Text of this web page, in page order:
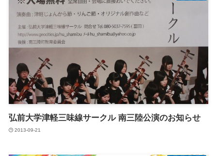
弘前大学津軽三味線サークル 南三陸公演のお知らせ
2013-09-21